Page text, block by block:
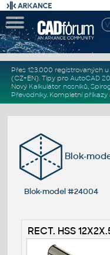
Přes 123.000 registrovaných
(CZ+EN). Tipy pro AutoCAD
Nový Kalkulátor nosníků,
Převodníky. Kompletní příkazy
Blok-
Blok-model #24004
RECT. HSS